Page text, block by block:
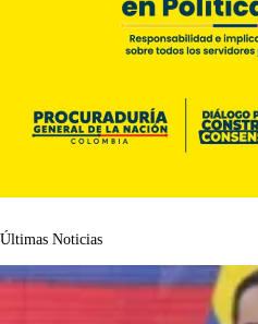
Últimas Noticias